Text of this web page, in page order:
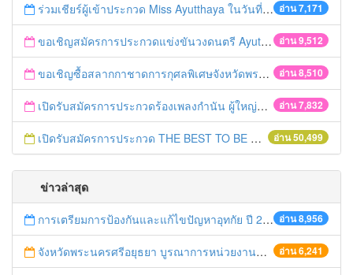
อ่าน 7,171
ร่วมเชียร์ผู้เข้าประกวด Miss Ayutthaya ในวันที่ 15 ธันวาคม 2560
อ่าน 9,512
ขอเชิญสมัครการประกวดแข่งขันวงดนตรี Ayutthaya battle of the bands
อ่าน 8,510
ขอเชิญซื้อสลากกาชาดการกุศลพิเศษจังหวัดพระนครศรีอยุธยา 2560
อ่าน 7,832
เปิดรับสมัครการประกวดร้องเพลงกำนัน ผู้ใหญ่บ้าน ฯลฯ
อ่าน 50,499
เปิดรับสมัครการประกวด THE BEST TO BE NUMBER ONE
ข่าวล่าสุด
อ่าน 8,956
การเตรียมการป้องกันและแก้ไขปัญหาอุทกัย ปี 2561
อ่าน 6,241
จังหวัดพระนครศรีอยุธยา บูรณาการหน่วยงานที่เกี่ยวข้อง ลงพื้นที่จัดระเบียบและดำเนินมาตรการตามบทลงโทษสูงสุดกับผู้ประกอบการร้านค้าที่ยังฝ่าฝืนตั้งร้านค้ารุกล้ำเขตพื้นที่ทางหลวง เตรียมความปลอดภัยก่อนเทศกาลสงกรานต์